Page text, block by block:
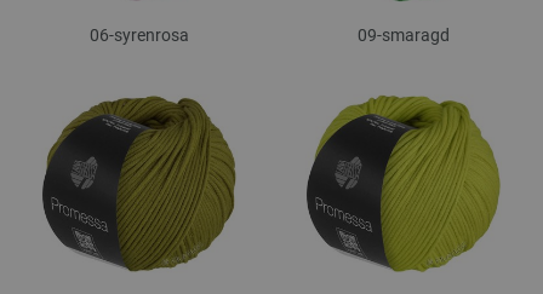
06-syrenrosa 09-smaragd